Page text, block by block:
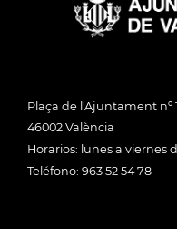
Plaça de l'Ajuntament nº
46002 València
Horarios: lunes a viernes
Teléfono: 963 52 54 78